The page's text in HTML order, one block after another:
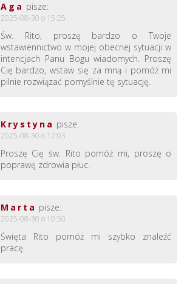
Aga pisze:
2025-08-30 o 15:25
Św. Rito, proszę bardzo o Twoje
wstawiennictwo w mojej obecnej sytuacji w
intencjach Panu Bogu wiadomych. Proszę
Cię bardzo, wstaw się za mną i pomóż mi
pilnie rozwiązać pomyślnie tę sytuację.
Krystyna pisze:
2025-08-30 o 12:03
Proszę Cię św. Rito pomóż mi, proszę o
poprawę zdrowia płuc.
Marta pisze:
2025-08-30 o 10:50
Święta Rito pomóż mi szybko znaleźć
pracę.